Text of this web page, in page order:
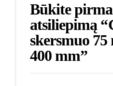
Būkite
atsiliepimą
skersmuo
400 mm”